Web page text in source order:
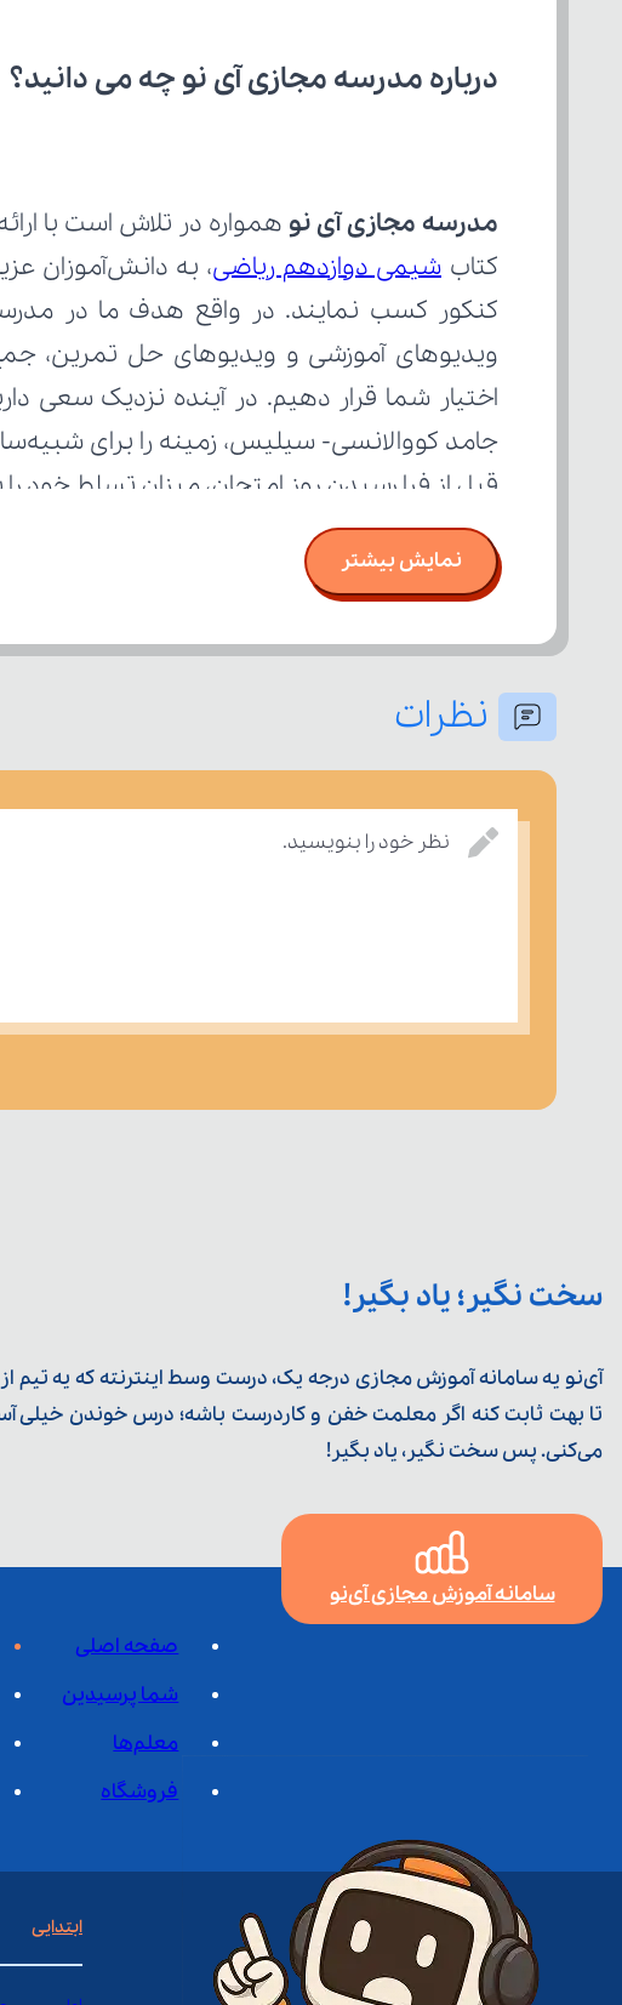
درباره مدرسه مجازی آی نو چه می‌ دانید؟
مدرسه مجازی آی نو
کتاب شیمی دوازدهم ریاضی
قبل از فرا رسیدن روز امتحان، میزان تسلط خود
نمایش بیشتر
نظرات
نظر خود را بنویسید.
سخت نگیر؛ یاد بگیر!
آی‌نو یه سامانه آموزش مجازی درجه یک، درست وسط اینترنته که یه تیم
تا بهت ثابت کنه اگر معلمت خفن و کاردرست باشه؛ درس خوندن خیلی
می‌کنی. پس سخت نگیر، یاد بگیر!
سامانه آموزش مجازی آی‌نو
صفحه اصلی
شما پرسیدین
معلم‌ها
فروشگاه
ابتدایی